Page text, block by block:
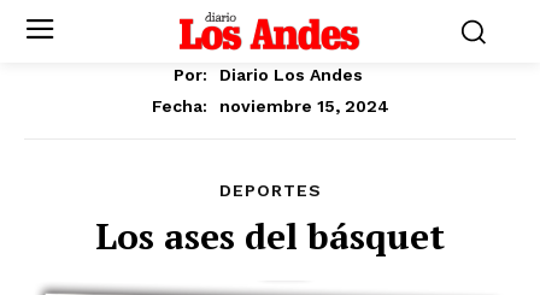
Por:
Diario Los Andes
Fecha:
noviembre 15, 2024
DEPORTES
Los ases del básquet